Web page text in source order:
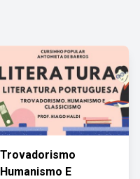
Trovadorismo
Humanismo E